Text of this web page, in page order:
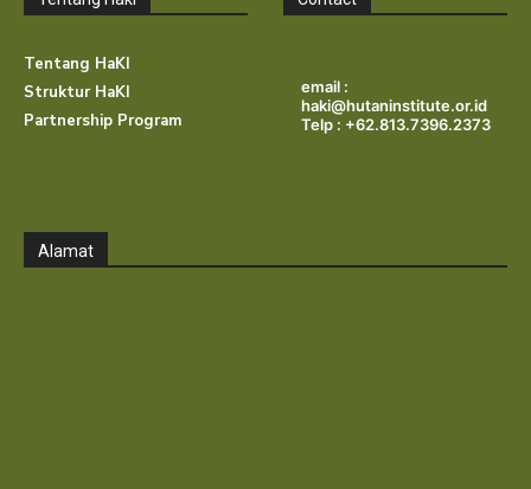
Tentang HaKI
Struktur HaKI
Partnership Program
email :
haki@hutaninstitute.or.id
Telp : +62.813.7396.2373
Alamat